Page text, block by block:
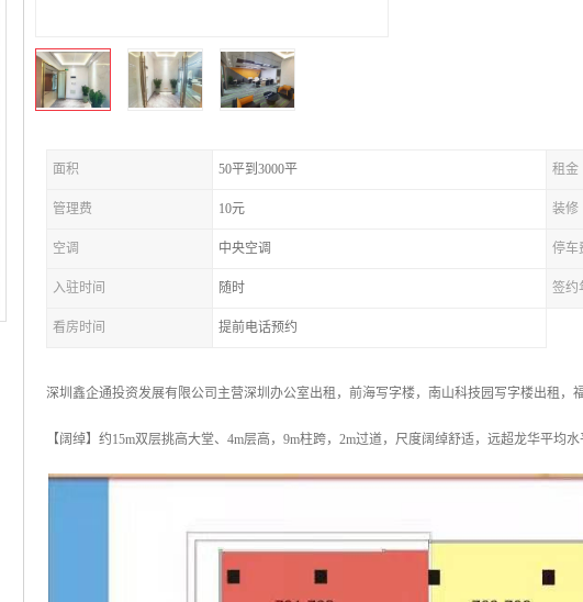
面积 50平到3000平 租金
管理费 10元 装修
空调 中央空调 停车
入驻时间 随时 签约
看房时间 提前电话预约
深圳鑫企通投资发展有限公司主营深圳办公室出租，前海写字楼，南山科技园写字楼出租，
【阔绰】约15m双层挑高大堂、4m层高，9m柱跨，2m过道，尺度阔绰舒适，远超龙华平均